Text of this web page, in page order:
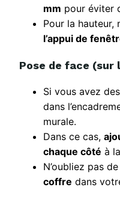
mm pour éviter
Pour la hauteur,
l’appui de
Pose de face (sur
Si vous avez
dans
murale.
Dans ce cas,
chaque côté à
N’oubliez pas de
coffre dans